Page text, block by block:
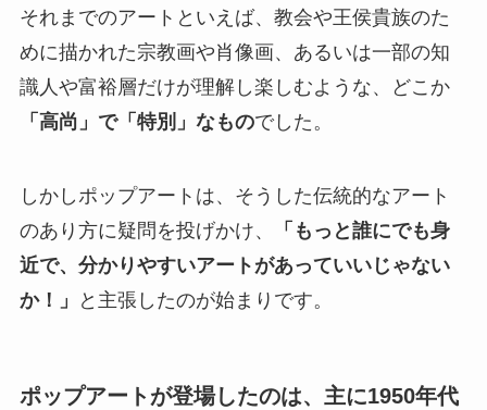
それまでのアートといえば、教会や王侯貴族のた
めに描かれた宗教画や肖像画、あるいは一部の知
識人や富裕層だけが理解し楽しむような、どこか
「高尚」で「特別」なものでした。
しかしポップアートは、そうした伝統的なアート
のあり方に疑問を投げかけ、
「もっと誰にでも身
近で、分かりやすいアートがあっていいじゃない
か！」
と主張したのが始まりです。
ポップアートが登場したのは、主に1950年代